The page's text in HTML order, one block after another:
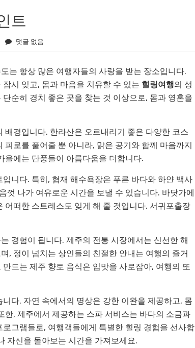
트
댓글 없음
는 항상 많은 여행자들의 사랑을 받는 장소입니다.
시 잊고, 몸과 마음을 치유할 수 있는 힐링여행의 성
순히 경치 좋은 곳을 찾는 것 이상으로, 몸과 영혼을
경입니다. 한라산은 오르내리기 좋은 다양한 코스
로를 풀어줄 뿐 아니라, 맑은 공기와 함께 마음까지
을에는 단풍들이 아름다움을 더합니다.
니다. 특히, 협재 해수욕장은 푸른 바다와 하얀 백사
껏 나가 여유로운 시간을 보낼 수 있습니다. 바닷가에
떠한 스트레스도 잊게 해 줄 것입니다. 서귀포출장
경험이 됩니다. 제주의 전통 시장에서는 신선한 해
, 정이 넘치는 상인들의 친절한 안내는 여행의 즐거
드는 제주 향토 음식은 입맛을 사로잡아, 여행의 또
다. 자연 속에서의 명상은 강한 이완을 제공하고, 몸
한, 제주에서 제공하는 스파 서비스는 바다의 소금과
그램들로, 여행객들에게 특별한 힐링 경험을 선사합
자신을 돌아보는 시간을 가져보세요.